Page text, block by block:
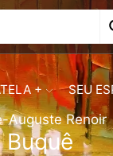
+ SEU
Auguste Renoir
Buquê